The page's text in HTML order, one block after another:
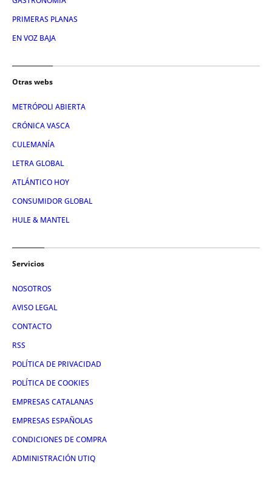
PRIMERAS PLANAS
EN VOZ BAJA
Otras webs
METRÓPOLI ABIERTA
CRÓNICA VASCA
CULEMANÍA
LETRA GLOBAL
ATLÁNTICO HOY
CONSUMIDOR GLOBAL
HULE & MANTEL
Servicios
NOSOTROS
AVISO LEGAL
CONTACTO
RSS
POLÍTICA DE PRIVACIDAD
POLÍTICA DE COOKIES
EMPRESAS CATALANAS
EMPRESAS ESPAÑOLAS
CONDICIONES DE COMPRA
ADMINISTRACIÓN UTIQ